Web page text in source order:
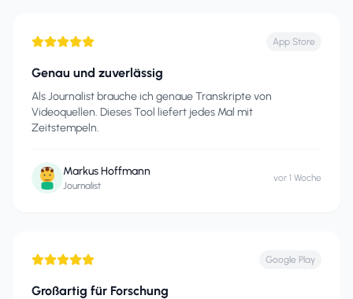
App Store
Genau und zuverlässig
Als Journalist brauche ich genaue Transkripte von
Videoquellen. Dieses Tool liefert jedes Mal mit
Zeitstempeln.
Markus Hoffmann
Journalist
vor 1 Woche
Google Play
Großartig für Forschung